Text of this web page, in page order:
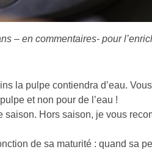
– en commentaires- pour
la pulpe contiendra d’eau.
et non pour de l’eau !
Hors saison, je vous
de sa maturité : quand sa